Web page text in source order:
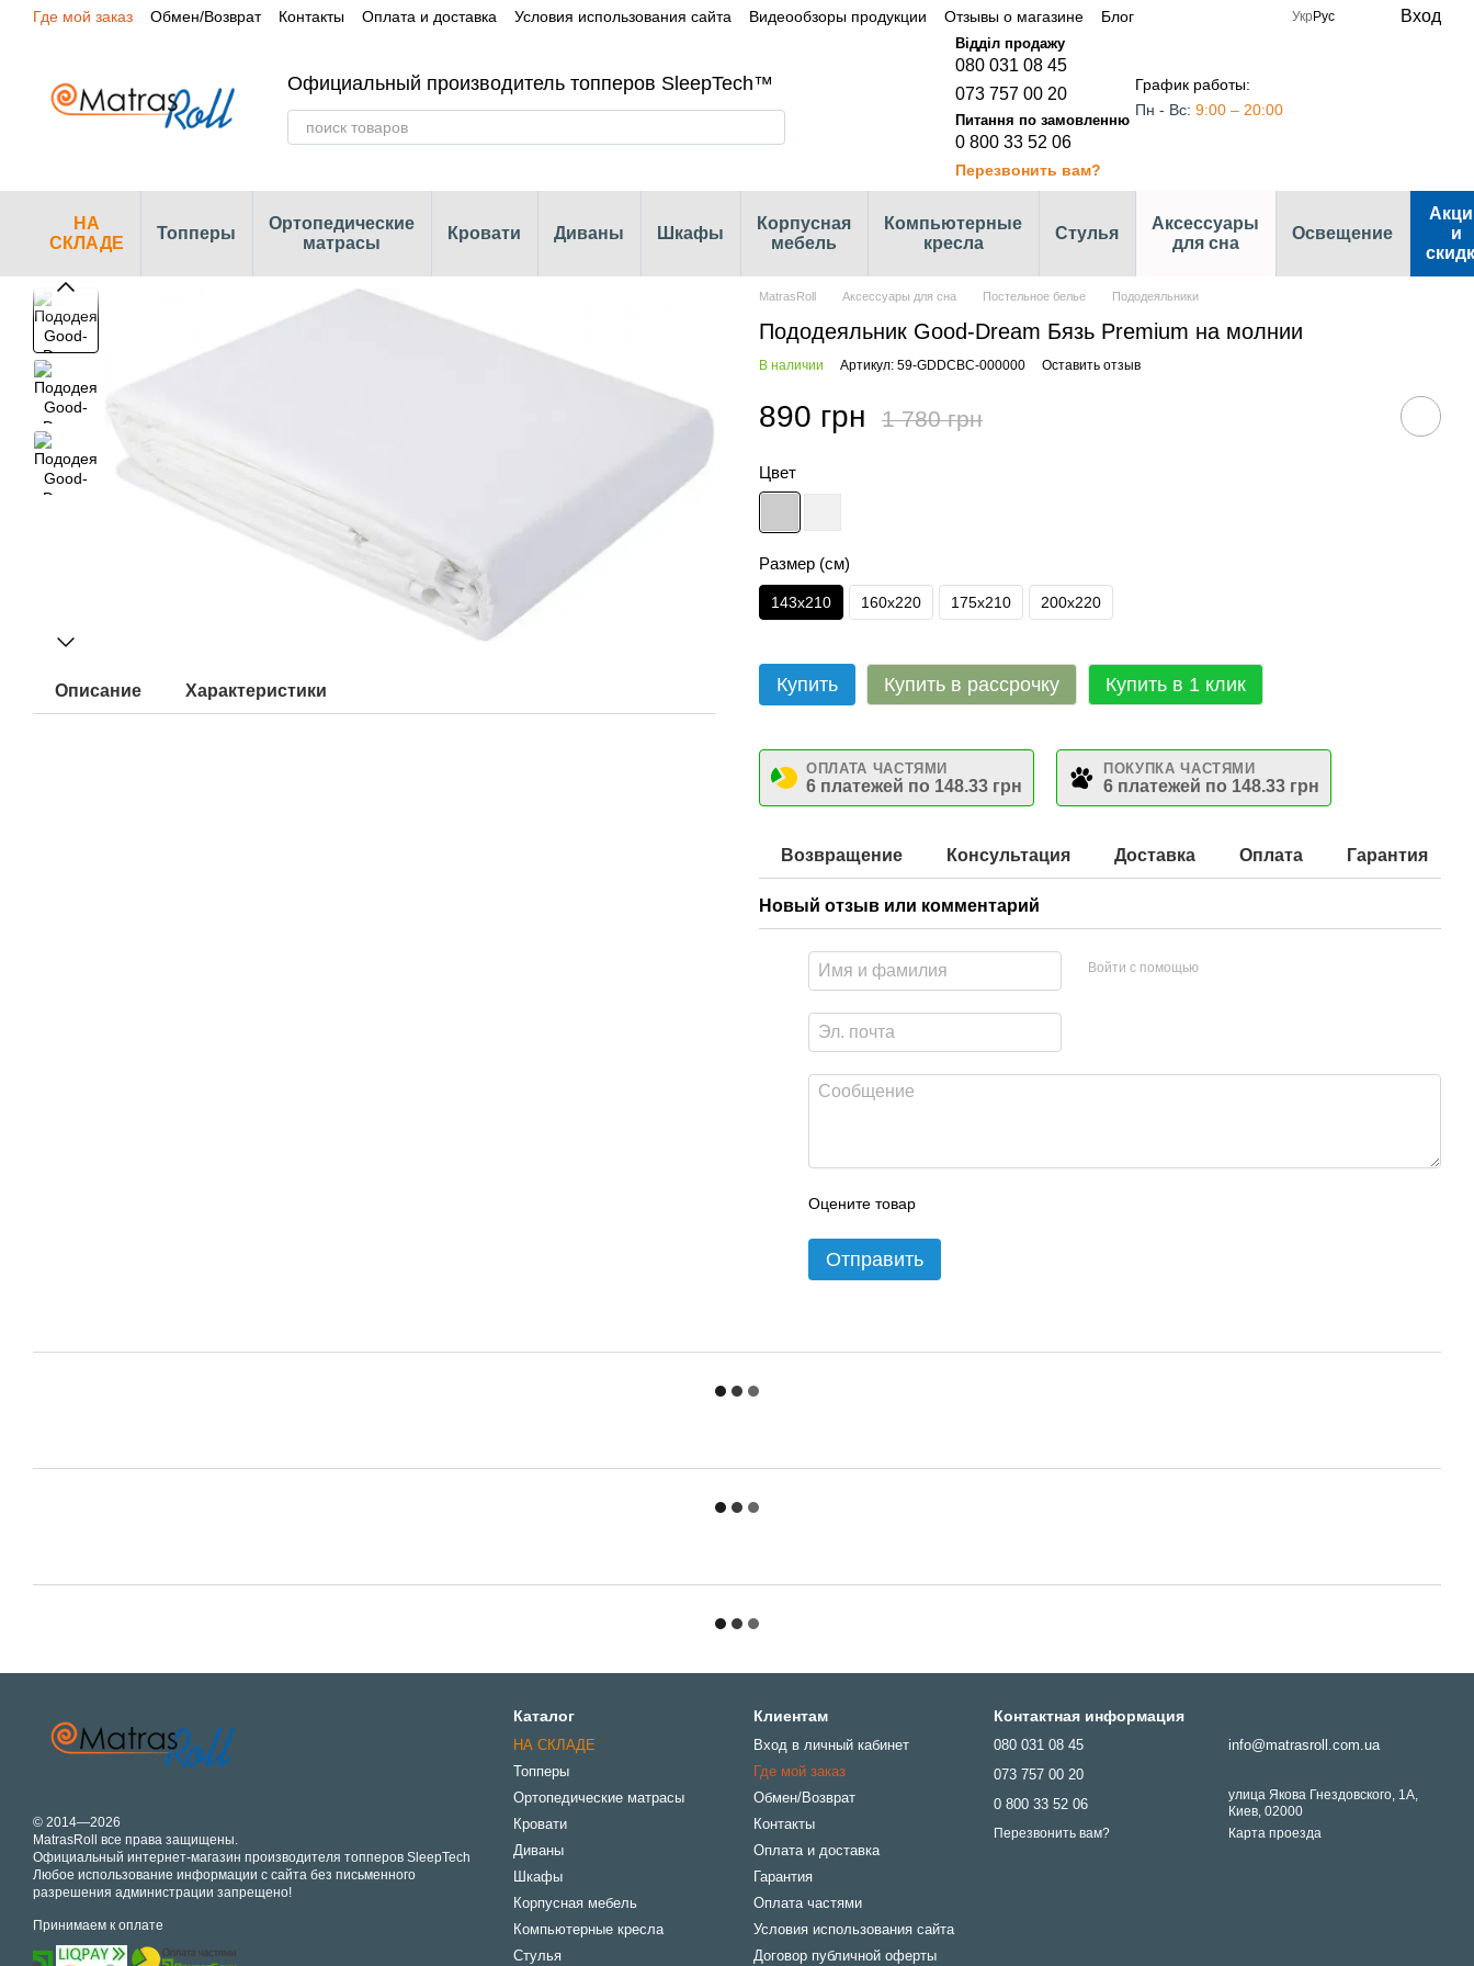
Перейти к основному контенту
Где мой заказ Обмен/Возврат Контакты Оплата и доставка Условия использования сайта Видеообзоры продукции Отзывы о магазине
Блог
Укр Рус Вход
Официальный производитель топперов SleepTech™
080 031 08 45
073 757 00 20
0 800 33 52 06
Перезвонить вам?
График работы:
Пн - Вс: 9:00 – 20:00
НА
СКЛАДЕ
Топперы
Ортопедические
матрасы
Кровати Диваны Шкафы
Корпусная
мебель
Компьютерные
кресла
Стулья
Аксессуары
для сна
Освещение
и
Описание Характеристики
MatrasRoll Аксессуары для сна Постельное белье Пододеяльники
Пододеяльник Good-Dream Бязь Premium на молнии
В наличии Артикул: 59-GDDCBC-000000 Оставить отзыв
890 грн 1 780 грн
Цвет
Размер (см)
143х210 160х220 175х210 200х220
Купить Купить в рассрочку Купить в 1 клик
ОПЛАТА ЧАСТЯМИ
6 платежей по 148.33 грн
ПОКУПКА ЧАСТЯМИ
6 платежей по 148.33 грн
Возвращение Консультация Доставка Оплата Гарантия
Новый отзыв или комментарий
Войти с помощью
Оцените товар
Отправить
© 2014—2026
MatrasRoll все права защищены.
Официальный интернет-магазин производителя топперов SleepTech
Любое использование информации с сайта без письменного
разрешения администрации запрещено!
Принимаем к оплате
Каталог
НА СКЛАДЕ
Топперы
Ортопедические матрасы
Кровати
Диваны
Шкафы
Корпусная мебель
Компьютерные кресла
Стулья
Клиентам
Вход в личный кабинет
Где мой заказ
Обмен/Возврат
Контакты
Оплата и доставка
Гарантия
Оплата частями
Условия использования сайта
Договор публичной оферты
Контактная информация
080 031 08 45
073 757 00 20
0 800 33 52 06
Перезвонить вам?
info@matrasroll.com.ua
улица Якова Гнездовского, 1А,
Киев, 02000
Карта проезда